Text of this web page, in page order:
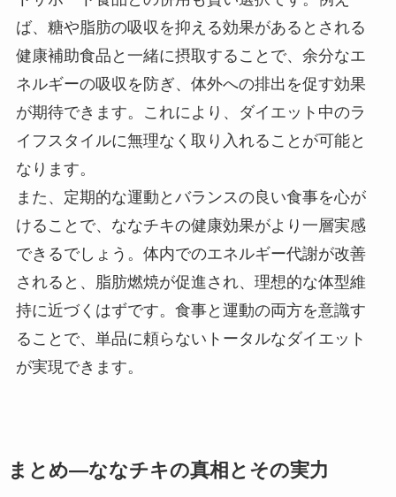
ば、糖や脂肪の吸収を抑える効果があるとされる
健康補助食品と一緒に摂取することで、余分なエ
ネルギーの吸収を防ぎ、体外への排出を促す効果
が期待できます。これにより、ダイエット中のラ
イフスタイルに無理なく取り入れることが可能と
なります。
また、定期的な運動とバランスの良い食事を心が
けることで、ななチキの健康効果がより一層実感
できるでしょう。体内でのエネルギー代謝が改善
されると、脂肪燃焼が促進され、理想的な体型維
持に近づくはずです。食事と運動の両方を意識す
ることで、単品に頼らないトータルなダイエット
が実現できます。
まとめ―ななチキの真相とその実力